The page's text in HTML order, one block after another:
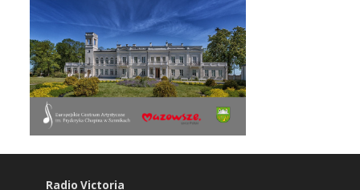
Radio Victoria